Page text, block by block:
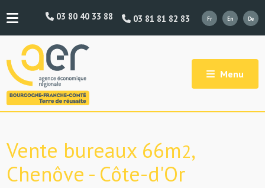
03 81 81 82 83
03 80 40 33 88
Menu
Vente bureaux 66m2,
Chenôve - Côte-d'Or